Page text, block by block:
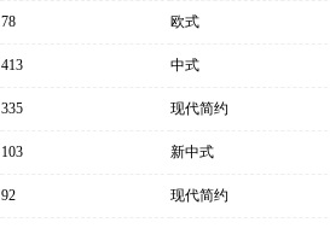
78 欧式
413 中式
335 现代简约
103 新中式
92 现代简约